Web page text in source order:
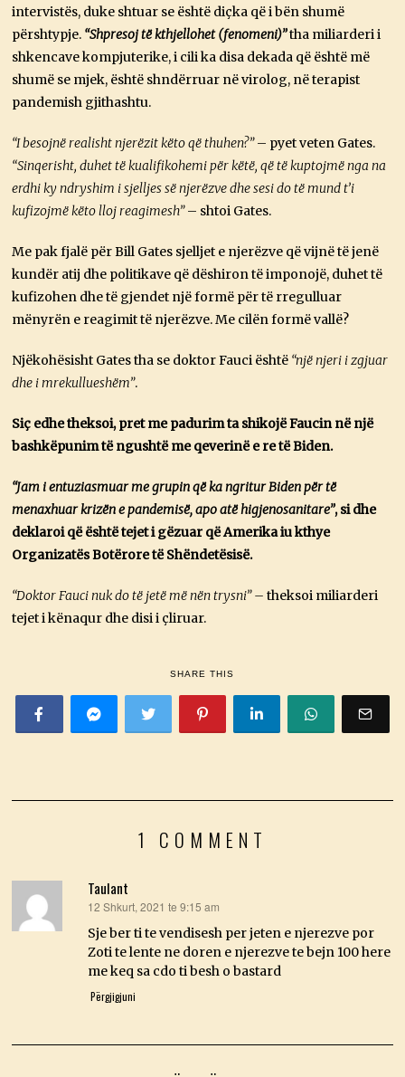
intervistës, duke shtuar se është diçka që i bën shumë
përshtypje. “Shpresoj të kthjellohet (fenomeni)”tha miliarderi i
shkencave kompjuterike, i cili ka disa dekada që është më
shumë se mjek, është shndërruar në virolog, në terapist
pandemish gjithashtu.
“I besojnë realisht njerëzit këto që thuhen?”– pyet veten Gates.
“Sinqerisht, duhet të kualifikohemi për këtë, që të kuptojmë nga na
erdhi ky ndryshim i sjelljes së njerëzve dhe sesi do të mund t’i
kufizojmë këto lloj reagimesh”– shtoi Gates.
Me pak fjalë për Bill Gates sjelljet e njerëzve që vijnë të jenë
kundër atij dhe politikave që dëshiron të imponojë, duhet të
kufizohen dhe të gjendet një formë për të rregulluar
mënyrën e reagimit të njerëzve. Me cilën formë vallë?
Njëkohësisht Gates tha se doktor Fauci është “një njeri i zgjuar
dhe i mrekullueshëm”.
Siç edhe theksoi, pret me padurim ta shikojë Faucin në një
bashkëpunim të ngushtë me qeverinë e re të Biden.
“Jam i entuziasmuar me grupin që ka ngritur Biden për të
menaxhuar krizën e pandemisë, apo atë higjenosanitare”, si dhe
deklaroi që është tejet i gëzuar që Amerika iu kthye
Organizatës Botërore të Shëndetësisë.
“Doktor Fauci nuk do të jetë më nën trysni” –theksoi miliarderi
tejet i kënaqur dhe disi i çliruar.
SHARE THIS
1 COMMENT
Taulant
thotë:
12 Shkurt, 2021 te 9:15 am
Sje ber ti te vendisesh per jeten e njerezve por
Zoti te lente ne doren e njerezve te bejn 100 here
me keq sa cdo ti besh o bastard
Përgjigjuni